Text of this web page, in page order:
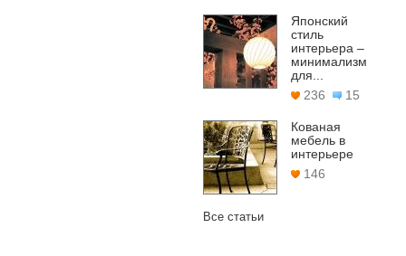
Японский
стиль
интерьера –
минимализм
для...
236
15
Кованая
мебель в
интерьере
146
Все статьи